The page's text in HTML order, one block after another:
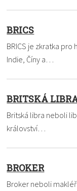
BRICS
BRICS je zkratka pro
Indie, Číny a…
BRITSKÁ
Britská libra neboli
království…
BROKER
Broker neboli